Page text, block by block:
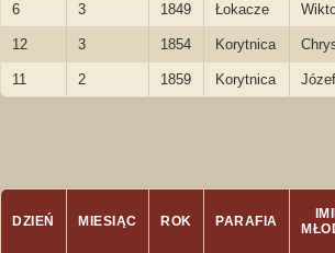
6 3 1849 Łokacze
12 3 1854 Korytnica
11 2 1859 Korytnica
DZIEŃ MIESIĄC ROK PARAFIA